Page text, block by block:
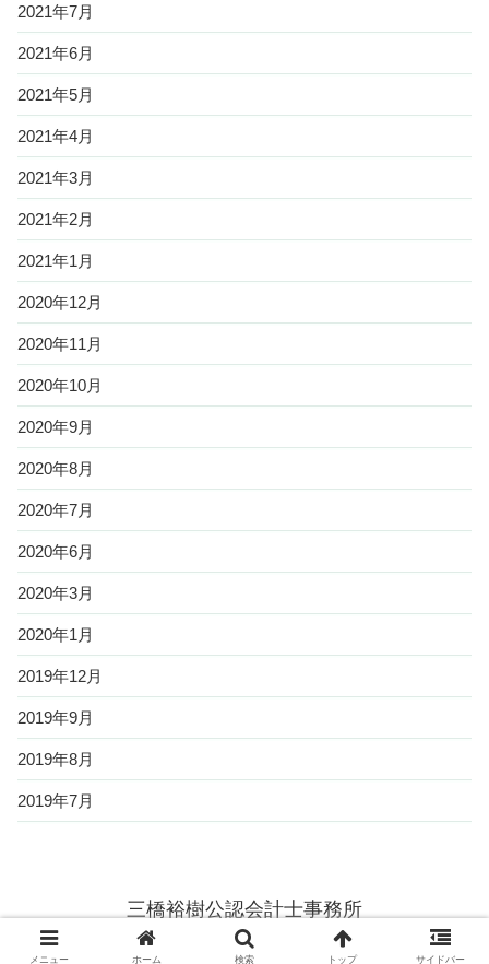
2021年7月
2021年6月
2021年5月
2021年4月
2021年3月
2021年2月
2021年1月
2020年12月
2020年11月
2020年10月
2020年9月
2020年8月
2020年7月
2020年6月
2020年3月
2020年1月
2019年12月
2019年9月
2019年8月
2019年7月
三橋裕樹公認会計士事務所
© 2019 三橋裕樹公認会計士事務所.
メニュー ホーム 検索 トップ サイドバー